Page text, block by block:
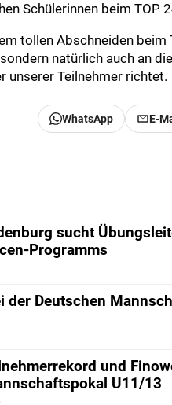
Schülerinnen beim TOP
tollen Abschneiden
natürlich auch an
unserer Teilnehmer richtet.
WhatsApp E-
sucht
Programms
der Deutschen
und
U11/13